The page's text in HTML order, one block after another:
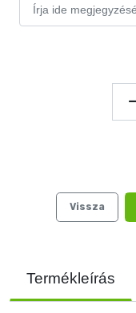
Vissza
Termékleírás